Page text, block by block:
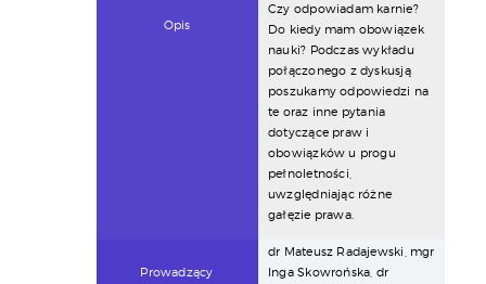
Opis
Czy odpowiadam karnie?
Do kiedy mam obowiązek
nauki? Podczas wykładu
połączonego z dyskusją
poszukamy odpowiedzi na
te oraz inne pytania
dotyczące praw i
obowiązków u progu
pełnoletności,
uwzględniając różne
gałęzie prawa.
Prowadzący
dr Mateusz Radajewski, mgr
Inga Skowrońska, dr